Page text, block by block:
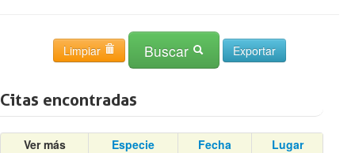
Limpiar Buscar
Citas encontradas
Ver más Especie Fecha
Lugar